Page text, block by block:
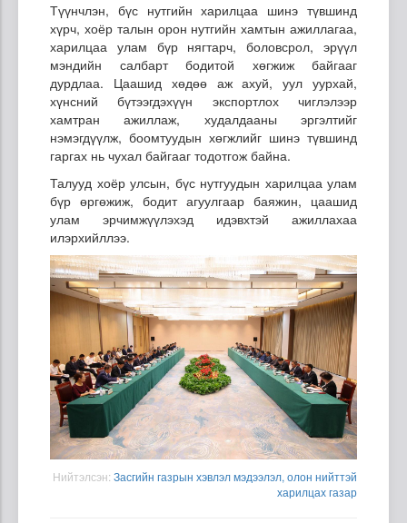
Түүнчлэн, бүс нутгийн харилцаа шинэ түвшинд
хүрч, хоёр талын орон нутгийн хамтын ажиллагаа,
харилцаа улам бүр нягтарч, боловсрол, эрүүл
мэндийн салбарт бодитой хөгжиж байгааг
дурдлаа. Цаашид хөдөө аж ахуй, уул уурхай,
хүнсний бүтээгдэхүүн экспортлох чиглэлээр
хамтран ажиллаж, худалдааны эргэлтийг
нэмэгдүүлж, боомтуудын хөгжлийг шинэ түвшинд
гаргах нь чухал байгааг тодотгож байна.
Талууд хоёр улсын, бүс нутгуудын харилцаа улам
бүр өргөжиж, бодит агуулгаар баяжин, цаашид
улам эрчимжүүлэхэд идэвхтэй ажиллахаа
илэрхийллээ.
Нийтэлсэн: Засгийн газрын хэвлэл мэдээлэл, олон нийттэй
харилцах газар